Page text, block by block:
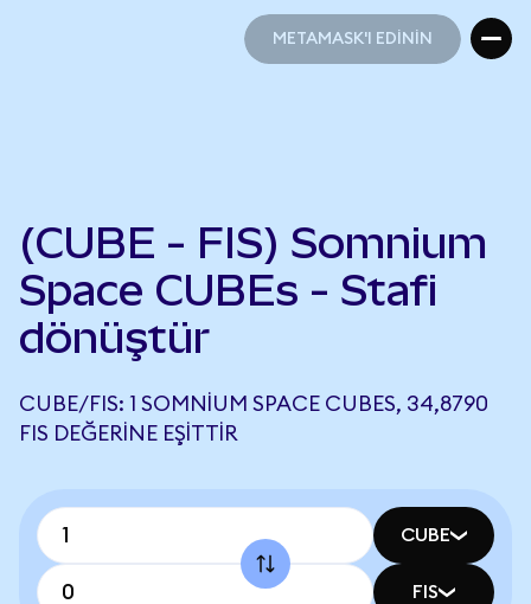
METAMASK'I EDİNİN
(CUBE - FIS) Somnium
Space CUBEs - Stafi
dönüştür
CUBE/FIS: 1 SOMNIUM SPACE CUBES, 34,8790
FIS DEĞERINE EŞITTIR
CUBE
FIS